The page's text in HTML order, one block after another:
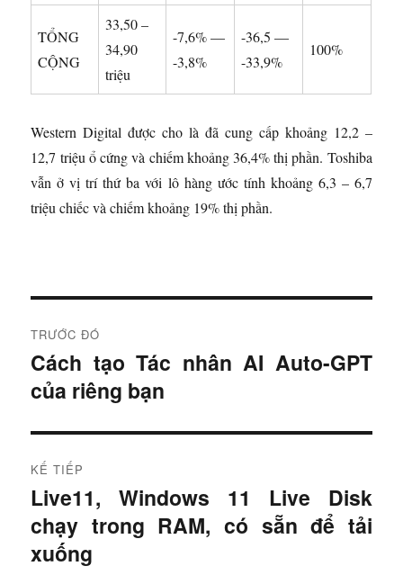
TỔNG
CỘNG
33,50 –
34,90
triệu
-7,6% —
-3,8%
-36,5 —
-33,9%
100%
Western Digital được cho là đã cung cấp khoảng 12,2 –
12,7 triệu ổ cứng và chiếm khoảng 36,4% thị phần. Toshiba
vẫn ở vị trí thứ ba với lô hàng ước tính khoảng 6,3 – 6,7
triệu chiếc và chiếm khoảng 19% thị phần.
i
ề
u
h
ư
ớ
TRƯỚC ĐÓ
B
à
t
r
ư
ớ
c
:
Cách tạo Tác nhân AI Auto-GPT
của riêng bạn
KẾ TIẾP
B
à
i
Live11, Windows 11 Live Disk
chạy trong RAM, có sẵn để tải
xuống